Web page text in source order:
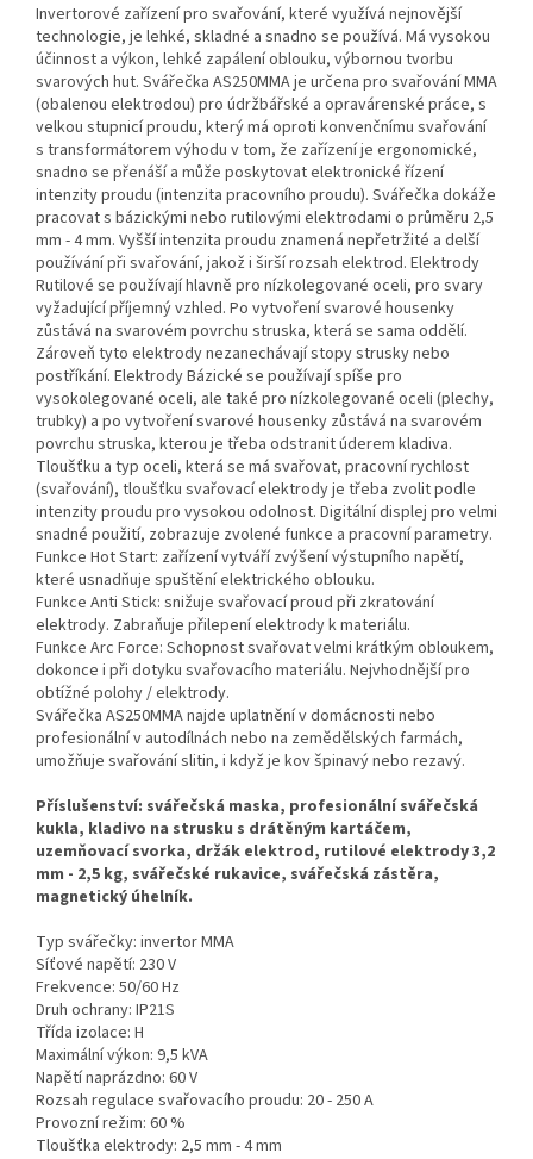
Invertorové zařízení pro svařování, které využívá nejnovější
technologie, je lehké, skladné a snadno se používá. Má vysokou
účinnost a výkon, lehké zapálení oblouku, výbornou tvorbu
svarových hut. Svářečka AS250MMA je určena pro svařování MMA
(obalenou elektrodou) pro údržbářské a opravárenské práce, s
velkou stupnicí proudu, který má oproti konvenčnímu svařování
s transformátorem výhodu v tom, že zařízení je ergonomické,
snadno se přenáší a může poskytovat elektronické řízení
intenzity proudu (intenzita pracovního proudu). Svářečka dokáže
pracovat s bázickými nebo rutilovými elektrodami o průměru 2,5
mm - 4 mm. Vyšší intenzita proudu znamená nepřetržité a delší
používání při svařování, jakož i širší rozsah elektrod. Elektrody
Rutilové se používají hlavně pro nízkolegované oceli, pro svary
vyžadující příjemný vzhled. Po vytvoření svarové housenky
zůstává na svarovém povrchu struska, která se sama oddělí.
Zároveň tyto elektrody nezanechávají stopy strusky nebo
postříkání. Elektrody Bázické se používají spíše pro
vysokolegované oceli, ale také pro nízkolegované oceli (plechy,
trubky) a po vytvoření svarové housenky zůstává na svarovém
povrchu struska, kterou je třeba odstranit úderem kladiva.
Tloušťku a typ oceli, která se má svařovat, pracovní rychlost
(svařování), tloušťku svařovací elektrody je třeba zvolit podle
intenzity proudu pro vysokou odolnost. Digitální displej pro velmi
snadné použití, zobrazuje zvolené funkce a pracovní parametry.
Funkce Hot Start: zařízení vytváří zvýšení výstupního napětí,
které usnadňuje spuštění elektrického oblouku.
Funkce Anti Stick: snižuje svařovací proud při zkratování
elektrody. Zabraňuje přilepení elektrody k materiálu.
Funkce Arc Force: Schopnost svařovat velmi krátkým obloukem,
dokonce i při dotyku svařovacího materiálu. Nejvhodnější pro
obtížné polohy / elektrody.
Svářečka AS250MMA najde uplatnění v domácnosti nebo
profesionální v autodílnách nebo na zemědělských farmách,
umožňuje svařování slitin, i když je kov špinavý nebo rezavý.
Příslušenství: svářečská maska, profesionální svářečská
kukla, kladivo na strusku s drátěným kartáčem,
uzemňovací svorka, držák elektrod, rutilové elektrody 3,2
mm - 2,5 kg, svářečské rukavice, svářečská zástěra,
magnetický úhelník.
Typ svářečky: invertor MMA
Síťové napětí: 230 V
Frekvence: 50/60 Hz
Druh ochrany: IP21S
Třída izolace: H
Maximální výkon: 9,5 kVA
Napětí naprázdno: 60 V
Rozsah regulace svařovacího proudu: 20 - 250 A
Provozní režim: 60 %
Tloušťka elektrody: 2,5 mm - 4 mm